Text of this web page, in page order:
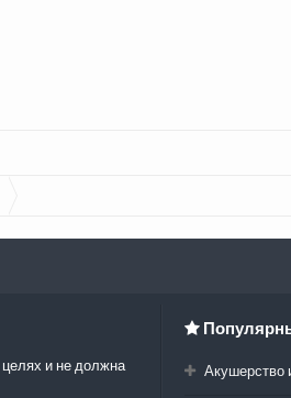
и не должна
Акушерство